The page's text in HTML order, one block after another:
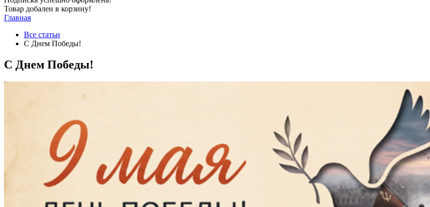
Товар добален в корзину!
Главная
Все статьи
С Днем Победы!
С Днем Победы!